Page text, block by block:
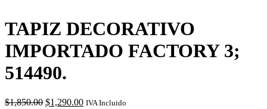
TAPIZ DECORATIVO
IMPORTADO FACTORY 3;
514490.
$1,850.00 Original
$1,290.00Current
IVA Incluido